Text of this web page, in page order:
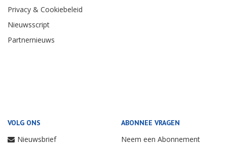
Privacy & Cookiebeleid
Nieuwsscript
Partnernieuws
VOLG ONS
Nieuwsbrief
ABONNEE VRAGEN
Neem een Abonnement